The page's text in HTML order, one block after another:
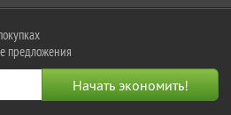
предложения